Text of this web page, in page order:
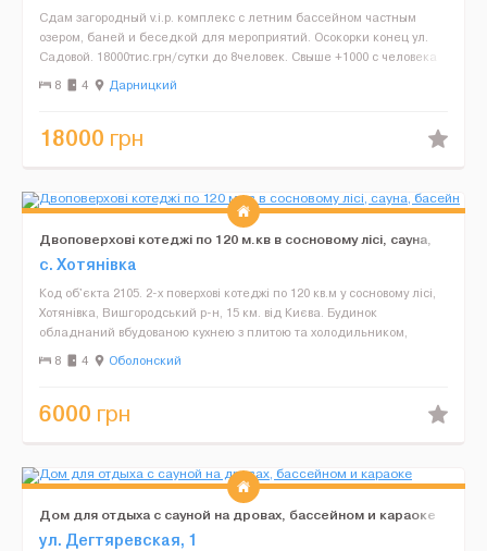
Сдам загородный v.i.p. комплекс с летним бассейном частным
озером, баней и беседкой для мероприятий. Осокорки конец ул.
Садовой. 18000тис.грн/сутки до 8человек. Свыше +1000 с человека
Асфальтированный подъезд. Ухоженная территория...
8 4 Дарницкий
18000 грн
Двоповерхові котеджі по 120 м.кв в сосновому лісі, сауна,
басейн
с. Хотянівка
Код об'єкта 2105. 2-х поверхові котеджі по 120 кв.м у сосновому лісі,
Хотянівка, Вишгородський р-н, 15 км. від Києва. Будинок
обладнаний вбудованою кухнею з плитою та холодильником,
лазнею з басейном, альтанкою з мангалом, терасо...
8 4 Оболонский
6000 грн
Дом для отдыха с сауной на дровах, бассейном и караоке
ул. Дегтяревская, 1